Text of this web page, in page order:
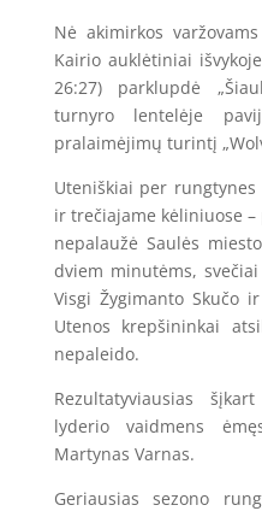
Nė akimirkos
Kairio auklėtiniai
26:27) parklupdė
turnyro lentelėje
pralaimėjimų turintį
Uteniškiai per
ir trečiajame kėliniuose
nepalaužė Saulės
dviem minutėms,
Visgi Žygimanto Skučo
Utenos krepšininkai
nepaleido.
Rezultatyviausias
lyderio vaidmens
Martynas Varnas.
Geriausias sezono